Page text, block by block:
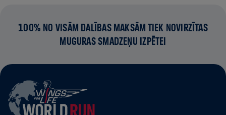
100% NO VISĀM DALĪBAS MAKSĀM TIEK NOVIRZĪTAS
MUGURAS SMADZEŅU IZPĒTEI